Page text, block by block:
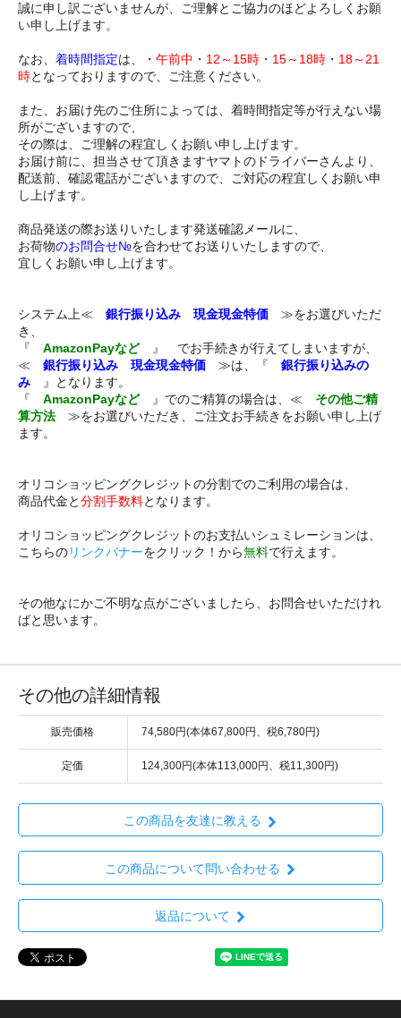
誠に申し訳ございませんが、ご理解とご協力のほどよろしくお願
い申し上げます。
なお、 着時間指定は、・ 午前中 ・ 12～15時 ・ 15～18時 ・ 18～21
時となっておりますので、ご注意ください。
また、お届け先のご住所によっては、着時間指定等が行えない場
所がございますので、
その際は、ご理解の程宜しくお願い申し上げます。
お届け前に、担当させて頂きますヤマトのドライバーさんより、
配送前、確認電話がございますので、ご対応の程宜しくお願い申
し上げます。
商品発送の際お送りいたします発送確認メールに、
お荷物のお問合せ№を合わせてお送りいたしますので、
宜しくお願い申し上げます。
システム上≪ 銀行振り込み 現金現金特価 ≫をお選びいただ
き、
『 AmazonPayなど』 でお手続きが行えてしまいますが、
≪ 銀行振り込み 現金現金特価 ≫は、『 銀行振り込みの
み 』となります。
『 AmazonPayなど』でのご精算の場合は、≪ その他ご精
算方法 ≫をお選びいただき、ご注文お手続きをお願い申し上げ
ます。
オリコショッピングクレジットの分割でのご利用の場合は、
商品代金と分割手数料となります。
オリコショッピングクレジットのお支払いシュミレーションは、
こちらのリンクバナーをクリック！から無料で行えます。
その他なにかご不明な点がございましたら、お問合せいただけれ
ばと思います。
その他の詳細情報
販売価格 74,580円(本体67,800円、税6,780円)
定価 124,300円(本体113,000円、税11,300円)
この商品を友達に教える
この商品について問い合わせる
返品について